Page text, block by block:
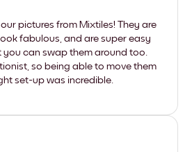
pictures from Mixtiles! They are
fabulous, and are super easy
can swap them around too.
so being able to move them
set-up was incredible.